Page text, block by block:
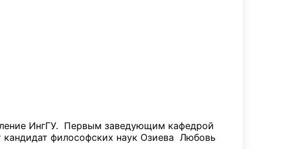
ИнгГУ. Первым заведующим кафедрой
кандидат философских наук Озиева Любовь